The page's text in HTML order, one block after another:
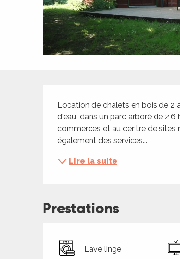
Description
Location de chalets en bois de 2
d'eau, dans un parc arboré de
commerces et au centre de sites
également des services...
Lire la suite
Prestations
Lave linge